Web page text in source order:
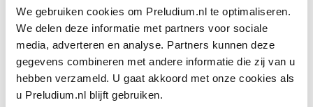
We gebruiken cookies om Preludium.nl te optimaliseren.
We delen deze informatie met partners voor sociale
media, adverteren en analyse. Partners kunnen deze
gegevens combineren met andere informatie die zij van u
hebben verzameld. U gaat akkoord met onze cookies als
u Preludium.nl blijft gebruiken.